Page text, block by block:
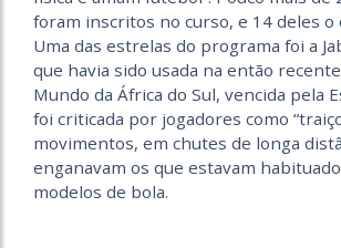
foram inscritos no curso, e 14 deles o
Uma das estrelas do programa foi a
que havia sido usada na então
Mundo da África do Sul, vencida pela
foi criticada por jogadores como
movimentos, em chutes de longa
enganavam os que estavam
modelos de bola.